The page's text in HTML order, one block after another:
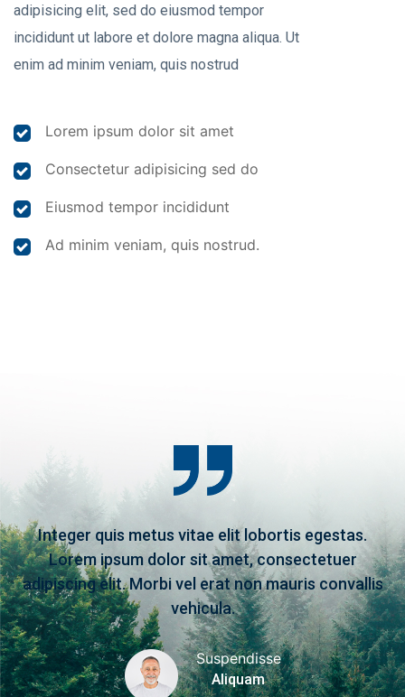
adipisicing elit, sed do eiusmod tempor
incididunt ut labore et dolore magna aliqua. Ut
enim ad minim veniam, quis nostrud
Lorem ipsum dolor sit amet
Consectetur adipisicing sed do
Eiusmod tempor incididunt
Ad minim veniam, quis nostrud.
Integer quis metus vitae elit lobortis egestas.
Lorem ipsum dolor sit amet, consectetuer
adipiscing elit. Morbi vel erat non mauris convallis
vehicula.
Suspendisse
Aliquam